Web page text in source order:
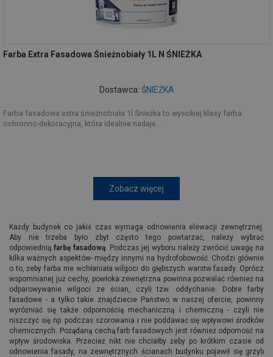
Farba Extra Fasadowa Śnieżnobiały 1L N ŚNIEŻKA
Dostawca: ŚNIEŻKA
Farba fasadowa extra śnieżnobiała 1l Śnieżka to wysokiej klasy farba
ochronno-dekoracyjna, która idealnie nadaje...
Zobacz więcej
Każdy budynek co jakiś czas wymaga odnowienia elewacji zewnętrznej.
Aby nie trzeba było zbyt często tego powtarzać, należy wybrać
odpowiednią farbę fasadową. Podczas jej wyboru należy zwrócić uwagę na
kilka ważnych aspektów- między innymi na hydrofobowość. Chodzi głównie
o to, żeby farba nie wchłaniała wilgoci do głębszych warstw fasady. Oprócz
wspomnianej już cechy, powłoka zewnętrzna powinna pozwalać również na
odparowywanie wilgoci ze ścian, czyli tzw. oddychanie. Dobre farby
fasadowe - a tylko takie znajdziecie Państwo w naszej ofercie, powinny
wyróżniać się także odpornością mechaniczną i chemiczną - czyli nie
niszczyć się np. podczas szorowania i nie poddawać się wpływowi środków
chemicznych. Pożądaną cechą farb fasadowych jest również odporność na
wpływ środowiska. Przecież nikt nie chciałby żeby po krótkim czasie od
odnowienia fasady, na zewnętrznych ścianach budynku pojawił się grzyb